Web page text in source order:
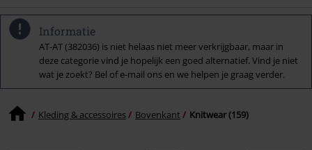
Informatie
AT-AT (382036) is niet helaas niet meer verkrijgbaar, maar in
deze categorie vind je hopelijk een goed alternatief. Vind je niet
wat je zoekt? Bel of e-mail ons en we helpen je graag verder.
Kleding & accessoires Bovenkant Knitwear (159)